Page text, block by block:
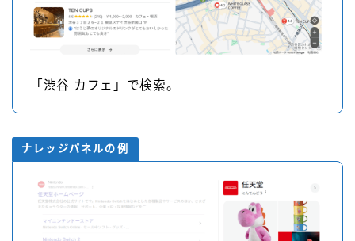
「渋谷 カフェ」で検索。
ナレッジパネルの例